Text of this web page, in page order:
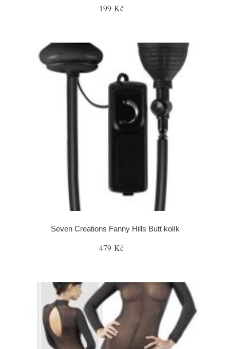
199 Kč
Seven Creations Fanny Hills Butt kolík
479 Kč